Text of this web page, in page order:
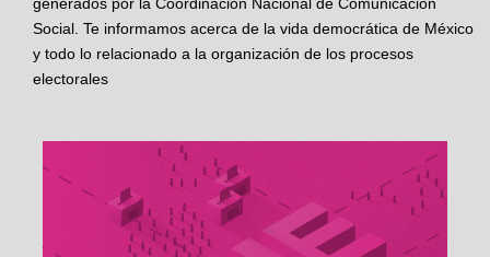
generados por la Coordinación Nacional de Comunicación
Social. Te informamos acerca de la vida democrática de México
y todo lo relacionado a la organización de los procesos
electorales